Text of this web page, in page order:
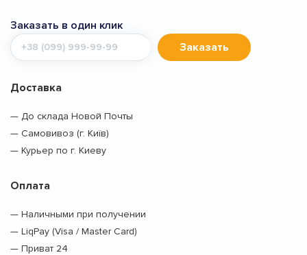
Заказать в один клик
Мобильный
телефон
Заказать
Доставка
— До склада Новой Почты
— Самовивоз (г. Київ)
— Курьер по г. Киеву
Оплата
— Наличными при получении
— LiqPay (Visa / Master Card)
— Приват 24